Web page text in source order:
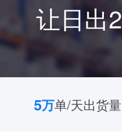
让日出
5万单/天出货量